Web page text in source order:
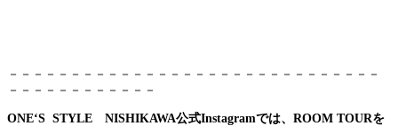
－－－－－－－－－－－－－－－－－－－－－－－－－－－－－－
－－－－－－－－－－－－
ONE‘S STYLE NISHIKAWA公式Instagramでは、ROOM TOURを